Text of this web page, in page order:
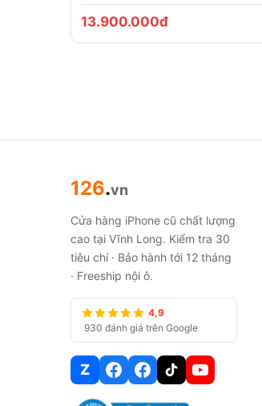
13.900.000đ
126.vn
Cửa hàng iPhone cũ chất lượng
cao tại Vĩnh Long. Kiểm tra 30
tiêu chí · Bảo hành tới 12 tháng
· Freeship nội ô.
4,9
930 đánh giá trên Google
Z